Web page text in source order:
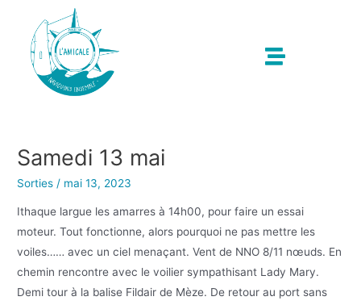
Samedi 13 mai
Sorties / mai 13, 2023
Ithaque largue les amarres à 14h00, pour faire un essai
moteur. Tout fonctionne, alors pourquoi ne pas mettre les
voiles…… avec un ciel menaçant. Vent de NNO 8/11 nœuds. En
chemin rencontre avec le voilier sympathisant Lady Mary.
Demi tour à la balise Fildair de Mèze. De retour au port sans